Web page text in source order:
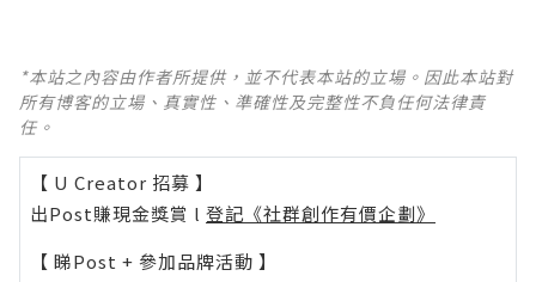
*本站之內容由作者所提供，並不代表本站的立場。因此本站對
所有博客的立場、真實性、準確性及完整性不負任何法律責
任。
【 U Creator 招募 】
出Post賺現金獎賞 l 登記《社群創作有價企劃》
【 睇Post + 參加品牌活動 】